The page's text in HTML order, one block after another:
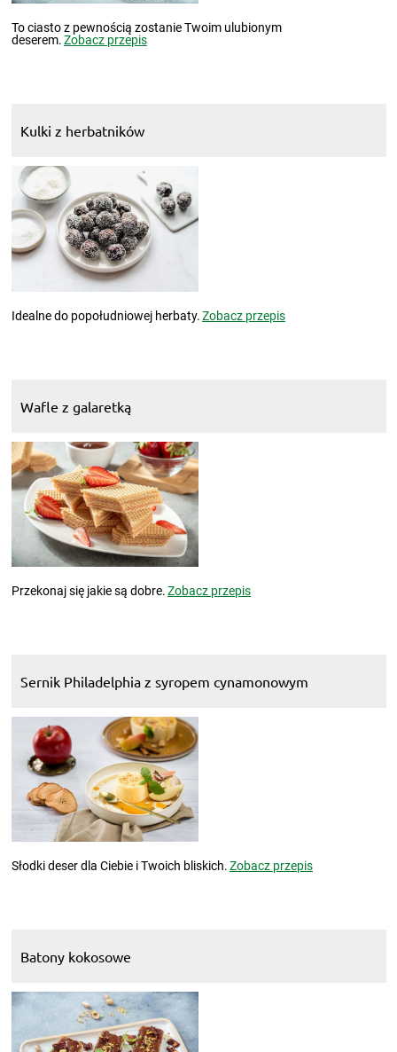
To ciasto z pewnością zostanie Twoim ulubionym
deserem.Zobacz przepis
Kulki z herbatników
Idealne do popołudniowej herbaty.Zobacz przepis
Wafle z galaretką
Przekonaj się jakie są dobre.Zobacz przepis
Sernik Philadelphia z syropem cynamonowym
Słodki deser dla Ciebie i Twoich bliskich.Zobacz przepis
Batony kokosowe